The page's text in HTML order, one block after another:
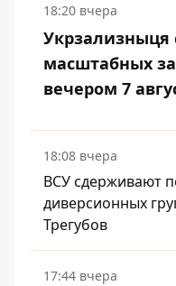
18:20 вчера
Укрзализныця
масштабных
вечером 7
18:08 вчера
ВСУ сдерживают
диверсионных
Трегубов
17:44 вчера